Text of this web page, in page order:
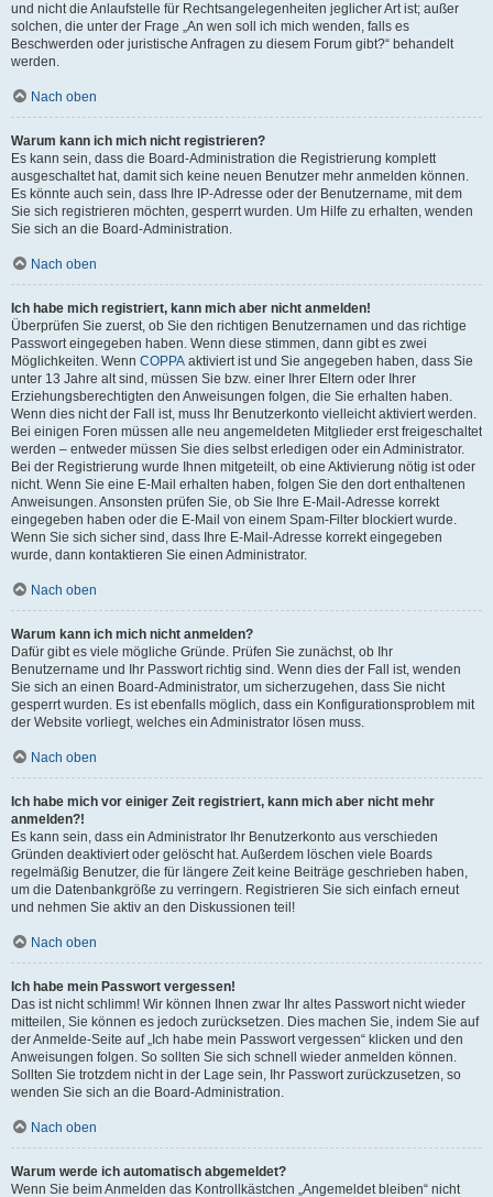
und nicht die Anlaufstelle für Rechtsangelegenheiten jeglicher Art ist; außer
solchen, die unter der Frage „An wen soll ich mich wenden, falls es
Beschwerden oder juristische Anfragen zu diesem Forum gibt?“ behandelt
werden.
Nach oben
Warum kann ich mich nicht registrieren?
Es kann sein, dass die Board-Administration die Registrierung komplett
ausgeschaltet hat, damit sich keine neuen Benutzer mehr anmelden können.
Es könnte auch sein, dass Ihre IP-Adresse oder der Benutzername, mit dem
Sie sich registrieren möchten, gesperrt wurden. Um Hilfe zu erhalten, wenden
Sie sich an die Board-Administration.
Nach oben
Ich habe mich registriert, kann mich aber nicht anmelden!
Überprüfen Sie zuerst, ob Sie den richtigen Benutzernamen und das richtige
Passwort eingegeben haben. Wenn diese stimmen, dann gibt es zwei
Möglichkeiten. Wenn COPPA aktiviert ist und Sie angegeben haben, dass Sie
unter 13 Jahre alt sind, müssen Sie bzw. einer Ihrer Eltern oder Ihrer
Erziehungsberechtigten den Anweisungen folgen, die Sie erhalten haben.
Wenn dies nicht der Fall ist, muss Ihr Benutzerkonto vielleicht aktiviert werden.
Bei einigen Foren müssen alle neu angemeldeten Mitglieder erst freigeschaltet
werden – entweder müssen Sie dies selbst erledigen oder ein Administrator.
Bei der Registrierung wurde Ihnen mitgeteilt, ob eine Aktivierung nötig ist oder
nicht. Wenn Sie eine E-Mail erhalten haben, folgen Sie den dort enthaltenen
Anweisungen. Ansonsten prüfen Sie, ob Sie Ihre E-Mail-Adresse korrekt
eingegeben haben oder die E-Mail von einem Spam-Filter blockiert wurde.
Wenn Sie sich sicher sind, dass Ihre E-Mail-Adresse korrekt eingegeben
wurde, dann kontaktieren Sie einen Administrator.
Nach oben
Warum kann ich mich nicht anmelden?
Dafür gibt es viele mögliche Gründe. Prüfen Sie zunächst, ob Ihr
Benutzername und Ihr Passwort richtig sind. Wenn dies der Fall ist, wenden
Sie sich an einen Board-Administrator, um sicherzugehen, dass Sie nicht
gesperrt wurden. Es ist ebenfalls möglich, dass ein Konfigurationsproblem mit
der Website vorliegt, welches ein Administrator lösen muss.
Nach oben
Ich habe mich vor einiger Zeit registriert, kann mich aber nicht mehr
anmelden?!
Es kann sein, dass ein Administrator Ihr Benutzerkonto aus verschieden
Gründen deaktiviert oder gelöscht hat. Außerdem löschen viele Boards
regelmäßig Benutzer, die für längere Zeit keine Beiträge geschrieben haben,
um die Datenbankgröße zu verringern. Registrieren Sie sich einfach erneut
und nehmen Sie aktiv an den Diskussionen teil!
Nach oben
Ich habe mein Passwort vergessen!
Das ist nicht schlimm! Wir können Ihnen zwar Ihr altes Passwort nicht wieder
mitteilen, Sie können es jedoch zurücksetzen. Dies machen Sie, indem Sie auf
der Anmelde-Seite auf „Ich habe mein Passwort vergessen“ klicken und den
Anweisungen folgen. So sollten Sie sich schnell wieder anmelden können.
Sollten Sie trotzdem nicht in der Lage sein, Ihr Passwort zurückzusetzen, so
wenden Sie sich an die Board-Administration.
Nach oben
Warum werde ich automatisch abgemeldet?
Wenn Sie beim Anmelden das Kontrollkästchen „Angemeldet bleiben“ nicht